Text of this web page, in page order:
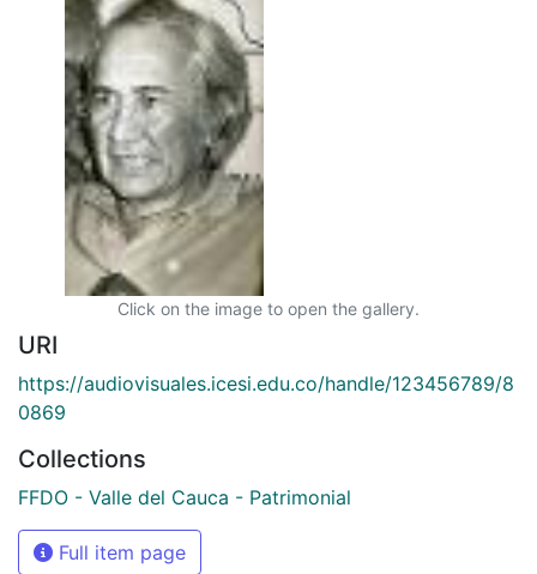
Click on the image to open the gallery.
URI
https://audiovisuales.icesi.edu.co/handle/123456789/8
0869
Collections
FFDO - Valle del Cauca - Patrimonial
Full item page